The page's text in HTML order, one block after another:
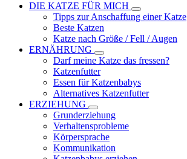
DIE KATZE FÜR MICH
Tipps zur Anschaffung einer Katze
Beste Katzen
Katze nach Größe / Fell / Augen
ERNÄHRUNG
Darf meine Katze das fressen?
Katzenfutter
Essen für Katzenbabys
Alternatives Katzenfutter
ERZIEHUNG
Grunderziehung
Verhaltensprobleme
Körpersprache
Kommunikation